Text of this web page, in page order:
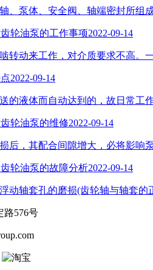
、泵体、安全阀、轴端密封所
轮油泵​的工作事项2022-09-14
转动来工作，对介质要求不高
2022-09-14
的液体而自动达到的，故日常
轮油泵的维修2022-09-14
后，其配合间隙增大，必将影
轮油泵的故障分析2022-09-14
动轴套孔的磨损(齿轮轴与轴套的
路576号